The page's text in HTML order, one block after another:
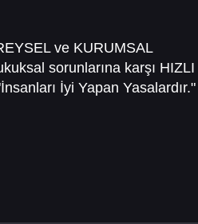
ve KURUMSAL
sorunlarına karşı HIZLI
İyi Yapan Yasalardır."